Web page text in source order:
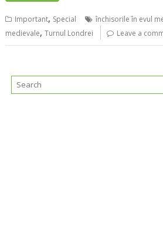
Important, Special închisorile în evul
medievale,Turnul Londrei Leave a